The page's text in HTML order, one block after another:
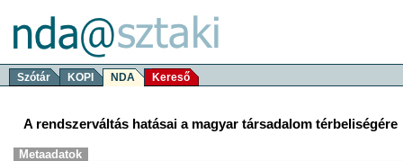
Szótár KOPI NDA Kereső
A rendszerváltás hatásai a magyar társadalom térbeliségére
Metaadatok